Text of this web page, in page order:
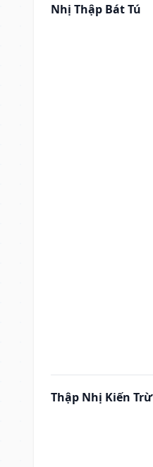
Nhị Thập Bát Tú
Thập Nhị Kiến Trừ